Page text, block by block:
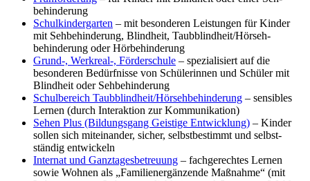
behinderung
Schul­kinder­garten – mit besonderen Leistungen für Kinder
mit Seh­behinderung, Blindheit, Taub­blindheit/Hörseh­
behinderung oder Hör­behinderung
Grund-, Werkreal-, Förder­schule – spezialisiert auf die
besonderen Bedürf­nisse von Schülerinnen und Schüler mit
Blindheit oder Seh­behinderung
Schul­bereich Taub­blindheit/Hörseh­behinderung – sensibles
Lernen (durch Interaktion zur Kommunikation)
Sehen Plus (Bildungs­gang Geistige Entwicklung) – Kinder
sollen sich miteinander, sicher, selbst­bestimmt und selbst­
ständig entwickeln
Internat und Ganz­tages­betreuung – fach­gerechtes Lernen
sowie Wohnen als „Familien­ergänzende Maßnahme“ (mit